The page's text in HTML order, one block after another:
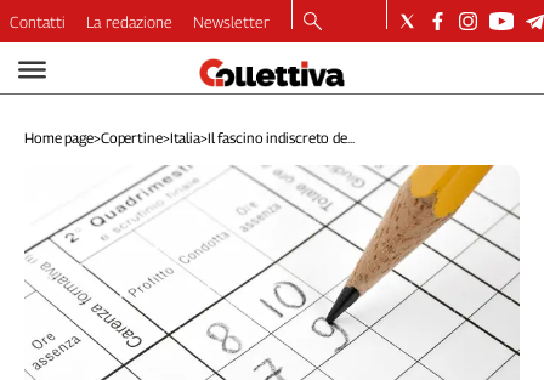
Video
Dirette
Economia
Lavoro
Ambiente
Diritti
Welfare
Contatti La redazione Newsletter
Home page>Copertine>Italia>Il fascino indiscreto de...